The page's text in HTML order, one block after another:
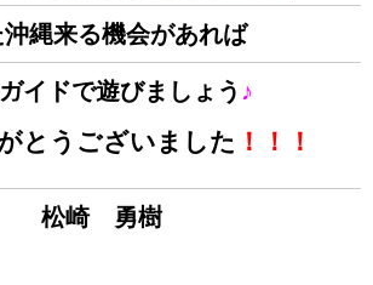
沖縄来る機会があれば
イドで遊びましょう ♪
うございました ！！！
松崎 勇樹